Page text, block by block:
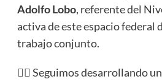
Adolfo Lobo, referente del
activa de este espacio federal
trabajo conjunto.
✍🏻 Seguimos desarrollando